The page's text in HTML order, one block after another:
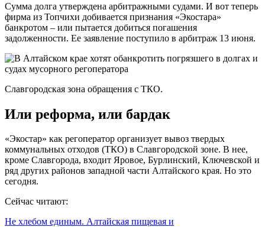
Сумма долга утверждена арбитражными судами. И вот теперь
фирма из Топчихи добивается признания «Экостара»
банкротом – или пытается добиться погашения
задолженности. Ее заявление поступило в арбитраж 13 июня.
Славгородская зона обращения с ТКО.
Или реформа, или бардак
«Экостар» как регоператор организует вывоз твердых
коммунальных отходов (ТКО) в Славгородской зоне. В нее,
кроме Славгорода, входит Яровое, Бурлинский, Ключевской и
ряд других районов западной части Алтайского края. Но это
сегодня.
Сейчас читают:
Не хлебом единым. Алтайская пищевая и